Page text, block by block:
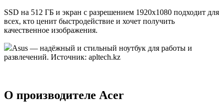
SSD на 512 ГБ и экран с разрешением 1920x1080 подходит для
всех, кто ценит быстродействие и хочет получить
качественное изображения.
Asus — надёжный и стильный ноутбук для работы и
развлечений. Источник: apltech.kz
О производителе Acer